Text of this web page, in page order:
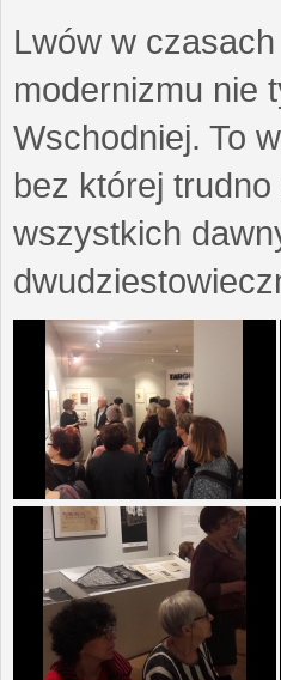
Lwów w
modernizmu nie
Wschodniej. To
bez której
wszystkich